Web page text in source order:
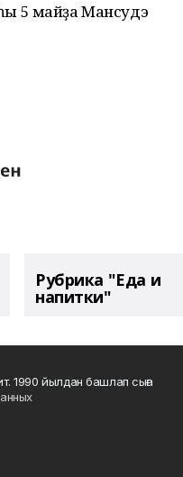
5 майҙа Мансудэ
Рубрика "Еда и
напитки"
1990 йылдан башлап сыға